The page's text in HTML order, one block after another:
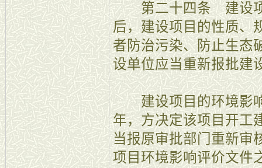
第二十四条 建设项
后，建设项目的性质、
者防治污染、防止生态
设单位应当重新报批建
建设项目的环境影响
年，方决定该项目开工
当报原审批部门重新审
项目环境影响评价文件